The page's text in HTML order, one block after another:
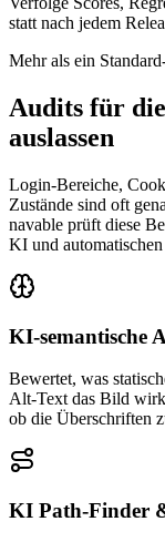
statt nach jedem
Mehr als ein
Audits für
auslassen
Login-Bereiche,
Zustände sind oft
navable prüft diese
KI und
KI-semantische
Bewertet, was
Alt-Text das Bild
ob die Überschriften
KI Path-Finder